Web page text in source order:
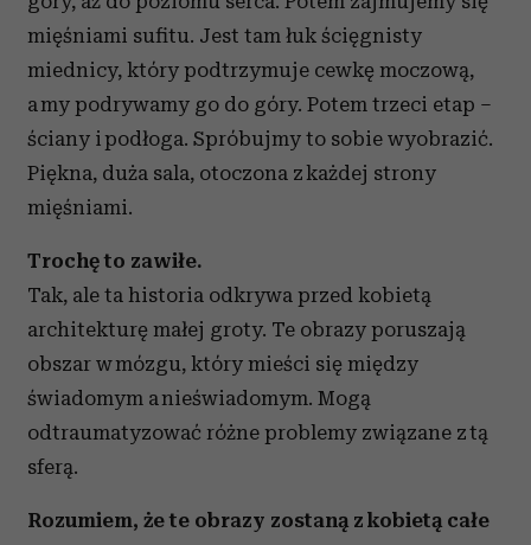
mięśniami sufitu. Jest tam łuk ścięgnisty
miednicy, który podtrzymuje cewkę moczową,
a my podrywamy go do góry. Potem trzeci etap –
ściany i podłoga. Spróbujmy to sobie wyobrazić.
Piękna, duża sala, otoczona z każdej strony
mięśniami.
Trochę to zawiłe.
Tak, ale ta historia odkrywa przed kobietą
architekturę małej groty. Te obrazy poruszają
obszar w mózgu, który mieści się między
świadomym a nieświadomym. Mogą
odtraumatyzować różne problemy związane z tą
sferą.
Rozumiem, że te obrazy zostaną z kobietą całe